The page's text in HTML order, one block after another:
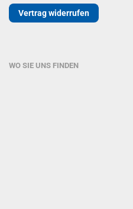
Vertrag widerrufen
WO SIE UNS FINDEN